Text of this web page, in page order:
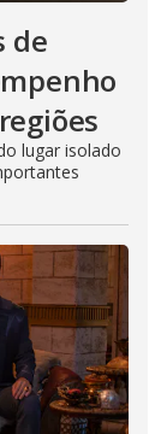
de
lugar isolado